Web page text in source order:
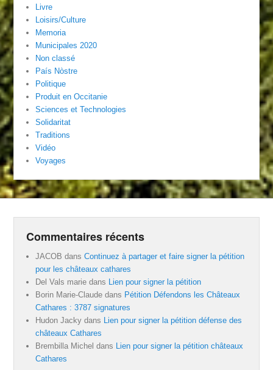
Livre
Loisirs/Culture
Memoria
Municipales 2020
Non classé
País Nòstre
Politique
Produit en Occitanie
Sciences et Technologies
Solidaritat
Traditions
Vidéo
Voyages
Commentaires récents
JACOB dansContinuez à partager et faire signer la pétition
pour les châteaux cathares
Del Vals marie dans Lien pour signer la pétition
Borin Marie-Claude dans Pétition Défendons les Châteaux
Cathares : 3787 signatures
Hudon Jacky dans Lien pour signer la pétition défense des
châteaux Cathares
Brembilla Michel dans Lien pour signer la pétition châteaux
Cathares